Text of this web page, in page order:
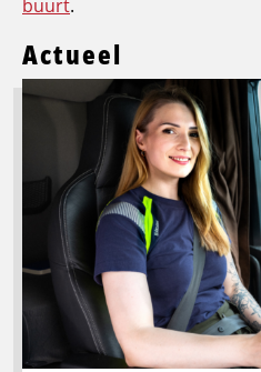
buurt.
Actueel
Lees
Logistic
Force
breidt
opleidingsaanbod
uit:
groeien
in
transport,